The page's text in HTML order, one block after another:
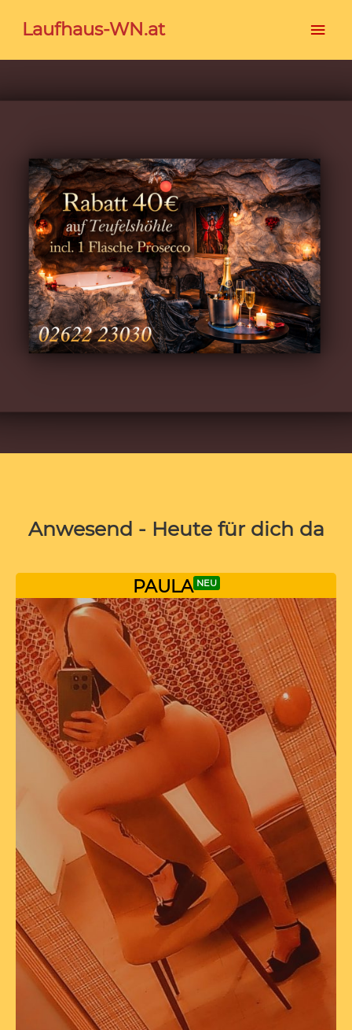
Laufhaus-WN.at
Anwesend - Heute für dich da
PAULA NEU